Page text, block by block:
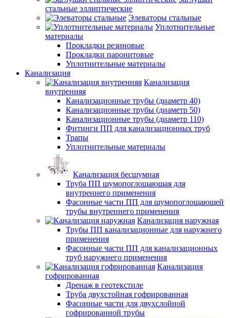
стальные эллиптические
Элеваторы стальные
Уплотнительные
материалы
Прокладки резиновые
Прокладки паронитовые
Уплотнительные материалы
Канализация
Канализация
внутренняя
Канализационные трубы (диаметр 40)
Канализационные трубы (диаметр 50)
Канализационные трубы (диаметр 110)
Фитинги ПП для канализационных труб
Трапы
Уплотнительные материалы
Канализация бесшумная
Труба ПП шумопоглощающая для
внутреннего применения
Фасонные части ПП для шумопоглощающей
трубы внутреннего применения
Канализация наружная
Трубы ПП канализационные для наружнего
применения
Фасонные части ПП для канализационных
труб наружнего применения
Канализация
гофрированная
Дренаж в геотекстиле
Труба двухстойная гофрированная
Фасонные части для двухслойной
гофрированной трубы